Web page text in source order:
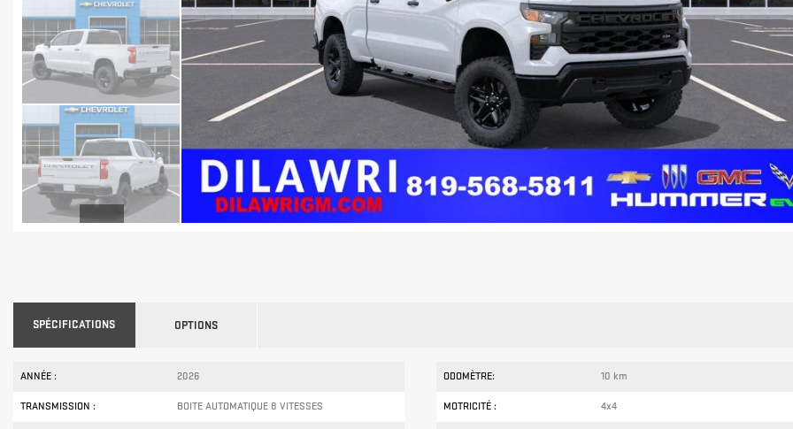
SPÉCIFICATIONS OPTIONS
ANNÉE : 2026 ODOMÈTRE: 10 km
TRANSMISSION : BOITE AUTOMATIQUE 8 VITESSES MOTRICITÉ : 4x4